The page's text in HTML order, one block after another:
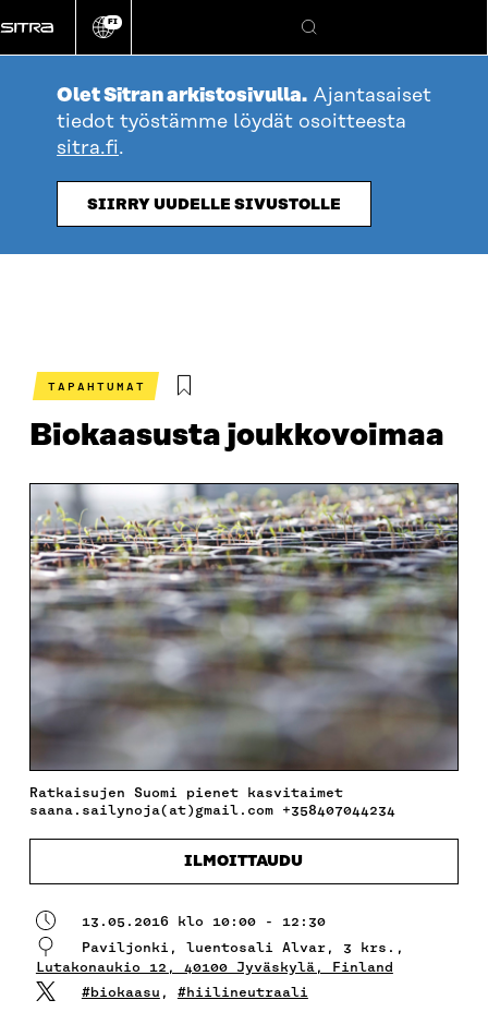
suoraan
sisältöön
Vaihda
kieli
FI
Hae
Olet Sitran arkistosivulla. Ajantasaiset
tiedot työstämme löydät osoitteesta
sitra.fi.
SIIRRY UUDELLE SIVUSTOLLE
TAPAHTUMAT
Biokaasusta joukkovoimaa
Ratkaisujen Suomi pienet kasvitaimet
saana.sailynoja(at)gmail.com +358407044234
ILMOITTAUDU
13.05.2016 klo 10:00 - 12:30
Paviljonki, luentosali Alvar, 3 krs.,
Lutakonaukio 12, 40100 Jyväskylä, Finland
#biokaasu , #hiilineutraali